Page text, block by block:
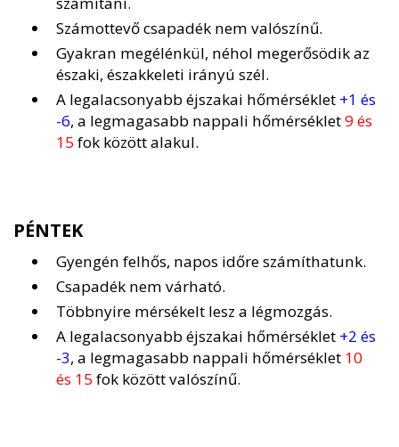
Számottevő csapadék nem valószínű.
Gyakran megélénkül, néhol megerősödik az
északi, északkeleti irányú szél.
A legalacsonyabb éjszakai hőmérséklet +1 és
-6, a legmagasabb nappali hőmérséklet9 és
15 fok között alakul.
PÉNTEK
Gyengén felhős, napos időre számíthatunk.
Csapadék nem várható.
Többnyire mérsékelt lesz a légmozgás.
A legalacsonyabb éjszakai hőmérséklet +2 és
-3, a legmagasabb nappali hőmérséklet 10
és 15 fok között valószínű.